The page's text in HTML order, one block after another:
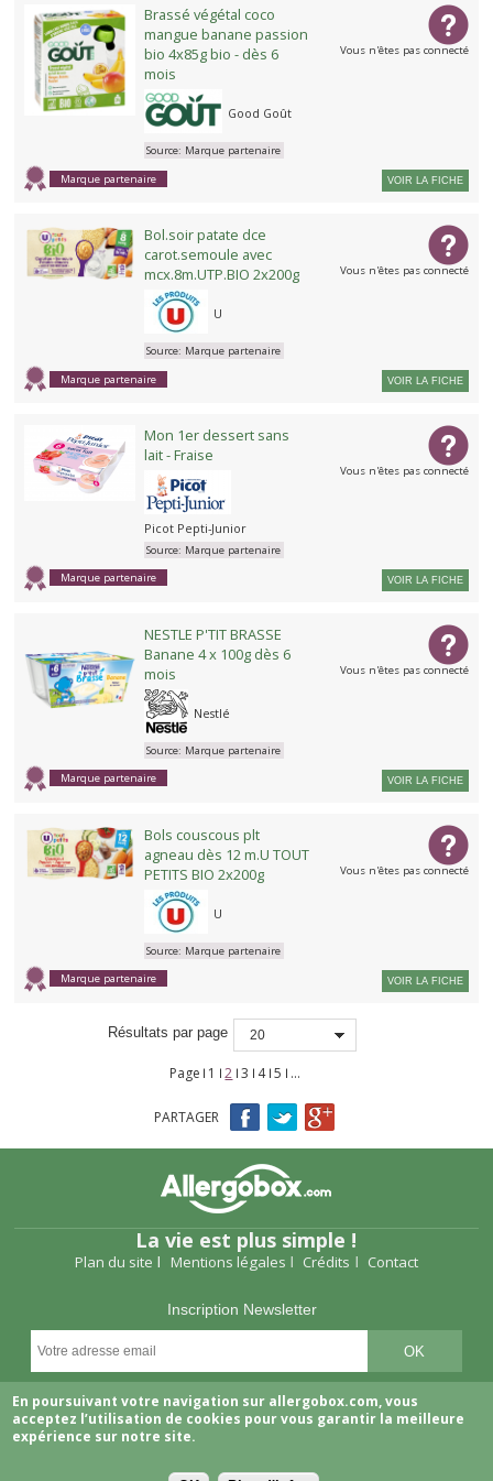
Résultats par page 20
Brassé végétal coco
mangue banane passion
bio 4x85g bio - dès 6
mois
Good Goût
Marque partenaire
Source: Marque partenaire
Vous n'êtes pas connecté
VOIR LA FICHE
Bol.soir patate dce
carot.semoule avec
mcx.8m.UTP.BIO 2x200g
U
Marque partenaire
Source: Marque partenaire
Vous n'êtes pas connecté
VOIR LA FICHE
Mon 1er dessert sans
lait - Fraise
Picot Pepti-Junior
Marque partenaire
Source: Marque partenaire
Vous n'êtes pas connecté
VOIR LA FICHE
NESTLE P'TIT BRASSE
Banane 4 x 100g dès 6
mois
Nestlé
Marque partenaire
Source: Marque partenaire
Vous n'êtes pas connecté
VOIR LA FICHE
Bols couscous plt
agneau dès 12 m.U TOUT
PETITS BIO 2x200g
U
Marque partenaire
Source: Marque partenaire
Vous n'êtes pas connecté
VOIR LA FICHE
Page 1 2 3 4 5 …
PARTAGER
La vie est plus simple !
Plan du site Mentions légales Crédits Contact
Inscription Newsletter
Suivez-nous
En poursuivant votre navigation sur allergobox.com, vous
acceptez l’utilisation de cookies pour vous garantir la meilleure
expérience sur notre site.